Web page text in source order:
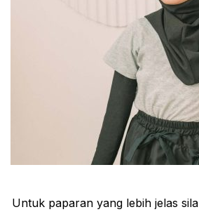
Untuk paparan yang lebih jelas sila